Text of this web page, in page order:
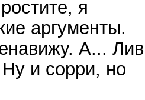
я
аргументы.
А...
и сорри, но